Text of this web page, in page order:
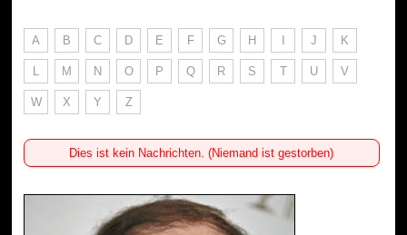
A B C D E F G H I J K
L M N O P Q R S T U V
W X Y Z
Dies ist kein Nachrichten. (Niemand ist gestorben)